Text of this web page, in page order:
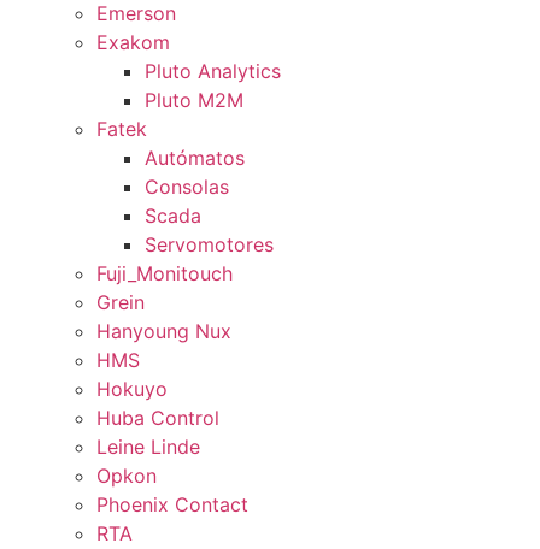
Emerson
Exakom
Pluto Analytics
Pluto M2M
Fatek
Autómatos
Consolas
Scada
Servomotores
Fuji_Monitouch
Grein
Hanyoung Nux
HMS
Hokuyo
Huba Control
Leine Linde
Opkon
Phoenix Contact
RTA